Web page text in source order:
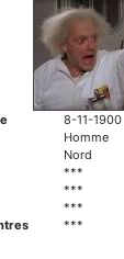
8-11-1900
Homme
Nord
***
***
***
***